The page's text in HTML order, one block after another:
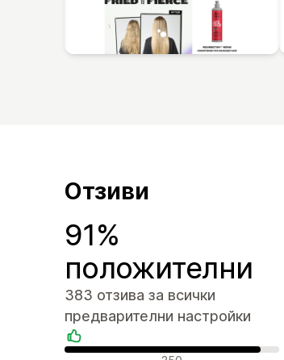
Отзиви
91%
положителни
383 отзива за всички
предварителни настройки